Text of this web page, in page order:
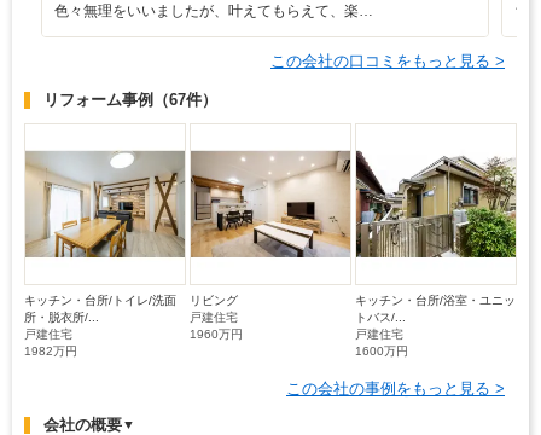
色々無理をいいましたが、叶えてもらえて、楽…
ち
この会社の口コミをもっと見る >
リフォーム事例 （67件）
キッチン・台所/トイレ/洗面
所・脱衣所/...
戸建住宅
1982万円
リビング
戸建住宅
1960万円
キッチン・台所/浴室・ユニッ
トバス/...
戸建住宅
1600万円
この会社の事例をもっと見る >
会社の概要▼